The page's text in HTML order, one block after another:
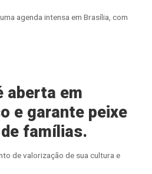
agenda intensa em Brasília, com
aberta em
e garante peixe
famílias.
de valorização de sua cultura e